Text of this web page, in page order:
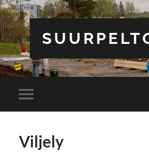
Toggle
mobile
Viljely